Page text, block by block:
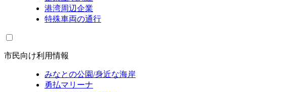
港湾周辺企業
特殊車両の通行
市民向け利用情報
みなとの公園/身近な海岸
勇払マリーナ